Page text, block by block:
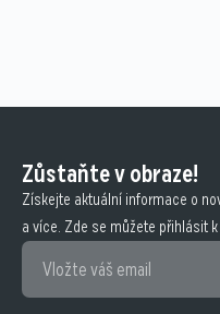
Zůstaňte v obraze!
Získejte aktuální informace o
a více. Zde se můžete přihlásit